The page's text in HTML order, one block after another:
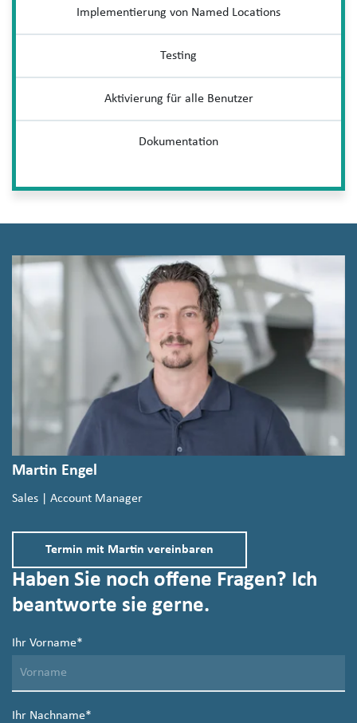
Implementierung von Named Locations
Testing
Aktivierung für alle Benutzer
Dokumentation
Martin Engel
Sales | Account Manager
Termin mit Martin vereinbaren
Haben Sie noch offene Fragen? Ich
beantworte sie gerne.
Ihr Vorname*
Ihr Nachname*